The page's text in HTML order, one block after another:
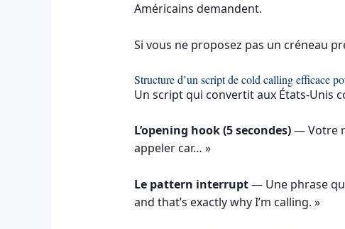
Américains demandent.
Si vous ne proposez pas un créneau
Structure d’un script de cold calling efficace
Un script qui convertit aux États-Unis
L’opening hook (5 secondes)— Votre
appeler car… »
Le pattern interrupt— Une phrase qui
and that’s exactly why I’m calling. »